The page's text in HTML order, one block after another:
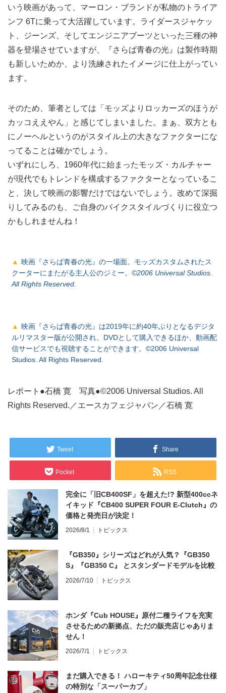
いう映画があって、マーロン・ブランドが私物のトライア
ンフ 6Tに乗って大活躍しています。ライダースジャケッ
ト、ジーンズ、そしてエンジニアブーツといった三種の神
器を登場させていますが、『さらば青春の光』は製作時期
も新しいためか、より洗練されたイメージに仕上がってい
ます。
そのため、筆者としては「モッズよりロッカーズのほうが
カッコええやん」と感じてしまいました。まぁ、双方とも
にノーヘルというのがスタイル上の大きなファクターにな
ってることは確かでしょう。
いずれにしろ、1960年代に始まったモッズ・カルチャー
が現代でもトレンドを構成するファクターとなっているこ
と、決して映画の影響だけではないでしょう。改めて深掘
りしてみるのも、ご自身のバイクスタイルづくりに役立つ
かもしれませんね！
映画『さらば青春の光』の一場面。モッズカスタムされたス
クーターにまたがる主人公のジミー。©2006 Universal Studios.
All Rights Reserved.
映画『さらば青春の光』は2019年に約40年ぶりとなるデジタ
ルリマスター版が公開され、DVDとして購入できるほか、動画配
信サービスでも視聴することができます。©2006 Universal
Studios. All Rights Reserved.
レポート●石橋 寛 写真●©2006 Universal Studios. All
Rights Reserved.／エースカフェジャパン／石橋 寛
Tweet Share
Pocket RSS
完全に「旧CB400SF」を超えた!? 新型400ccネ
イキッド『CB400 SUPER FOUR E-Clutch』の
価格と発売日が決定！
2026/8/1 トピックス
『GB350』シリーズはどれが人気？『GB350
S』『GB350 C』 とスタンダードモデルを比較
2026/7/10 トピックス
ホンダ『Cub HOUSE』原付二種ライフを充実
させるための新拠点、ただの販売店じゃありま
せん！
2026/7/1 トピックス
まだ購入できる！ ハローキティ50周年記念仕様
の特別な「スーパーカブ」